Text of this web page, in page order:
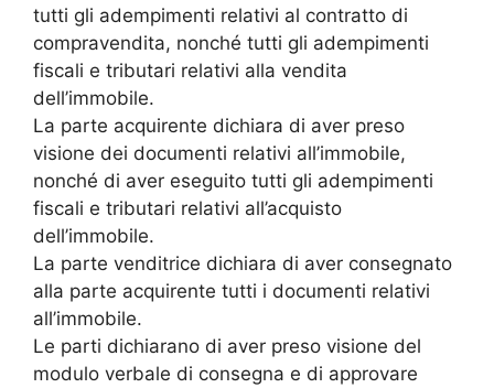
tutti gli adempimenti relativi al contratto di
compravendita, nonché tutti gli adempimenti
fiscali e tributari relativi alla vendita
dell’immobile.
La parte acquirente dichiara di aver preso
visione dei documenti relativi all’immobile,
nonché di aver eseguito tutti gli adempimenti
fiscali e tributari relativi all’acquisto
dell’immobile.
La parte venditrice dichiara di aver consegnato
alla parte acquirente tutti i documenti relativi
all’immobile.
Le parti dichiarano di aver preso visione del
modulo verbale di consegna e di approvare